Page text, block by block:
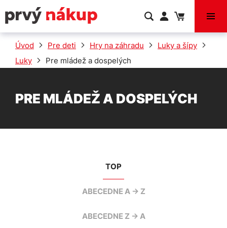
VÝPREDAJ
Úvod Pre deti Hry na záhradu
Luky a šípy
Luky
Pre mládež a dospelých
PRE MLÁDEŽ A DOSPELÝCH
TOP
ABECEDNE A -> Z
ABECEDNE Z -> A